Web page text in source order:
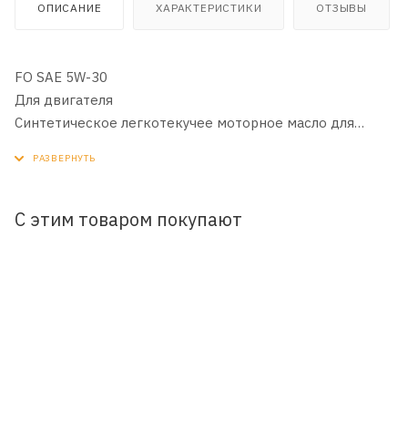
ОПИСАНИЕ ХАРАКТЕРИСТИКИ ОТЗЫВЫ
FO SAE 5W-30
Для двигателя
Cинтетическое легкотекучее моторное масло для
С этим товаром покупают